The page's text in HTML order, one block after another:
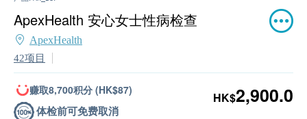
ApexHealth 安心女士性病检查
ApexHealth
42项目
赚取8,700积分 (HK$87)
体检前可免费取消
HK$2,900.0